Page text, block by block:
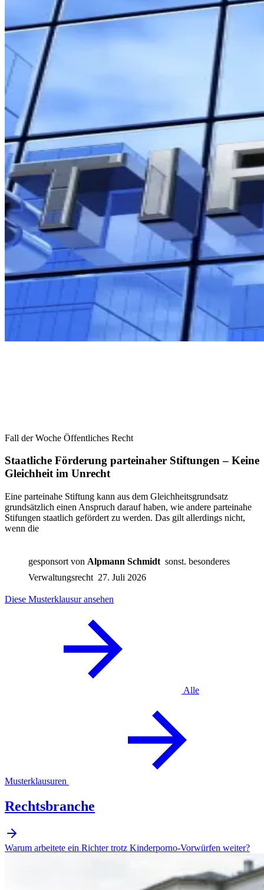
Fall der Woche Öffentliches Recht
Staatliche Förderung parteinaher Stiftungen – Keine
Gleichheit im Unrecht
Eine parteinahe Stiftung kann aus dem Gleichheitsgrundsatz
grundsätzlich einen Anspruch darauf haben, wie andere parteinahe
Stifungen staatlich gefördert zu werden. Das gilt allerdings nicht,
wenn die
gesponsort von Alpmann Schmidt sonst. besonderes
Verwaltungsrecht 27. Juli 2026
Diese Musterklausur ansehen
Alle
Musterklausuren
Rechtsbranche
Warum arbeitete ein Richter trotz Kinderporno-Vorwürfen weiter?